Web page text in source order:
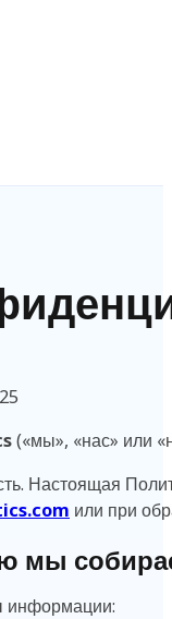
(«мы», «нас» или
Настоящая
или при
мы
информации: